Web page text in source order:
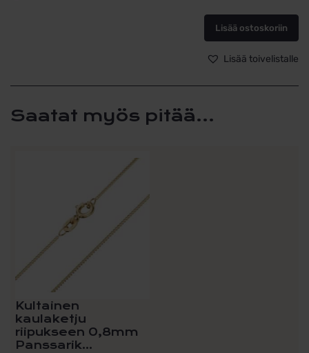
14K
määrä
Lisää ostoskoriin
Lisää toivelistalle
Saatat myös pitää...
Kultainen
kaulaketju
riipukseen 0,8mm
Panssarik...
valinnat
tuotteen
sivulla.